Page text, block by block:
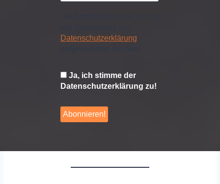
Datenschutzerklärung
Ja, ich stimme der
Datenschutzerklärung zu!